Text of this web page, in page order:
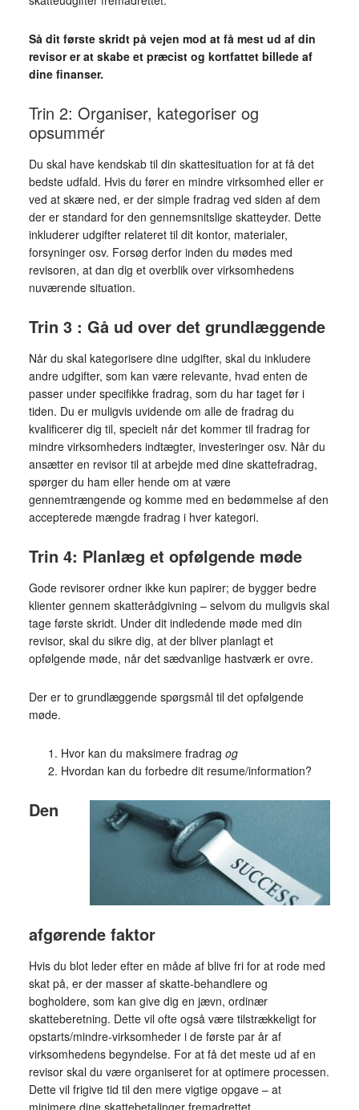
Så dit første skridt på vejen mod at få mest ud af din
revisor er at skabe et præcist og kortfattet billede af
dine finanser.
Trin 2: Organiser, kategoriser og
opsummér
Du skal have kendskab til din skattesituation for at få det
bedste udfald. Hvis du fører en mindre virksomhed eller er
ved at skære ned, er der simple fradrag ved siden af dem
der er standard for den gennemsnitslige skatteyder. Dette
inkluderer udgifter relateret til dit kontor, materialer,
forsyninger osv. Forsøg derfor inden du mødes med
revisoren, at dan dig et overblik over virksomhedens
nuværende situation.
Trin 3 : Gå ud over det grundlæggende
Når du skal kategorisere dine udgifter, skal du inkludere
andre udgifter, som kan være relevante, hvad enten de
passer under specifikke fradrag, som du har taget før i
tiden. Du er muligvis uvidende om alle de fradrag du
kvalificerer dig til, specielt når det kommer til fradrag for
mindre virksomheders indtægter, investeringer osv. Når du
ansætter en revisor til at arbejde med dine skattefradrag,
spørger du ham eller hende om at være
gennemtrængende og komme med en bedømmelse af den
accepterede mængde fradrag i hver kategori.
Trin 4: Planlæg et opfølgende møde
Gode revisorer ordner ikke kun papirer; de bygger bedre
klienter gennem skatterådgivning – selvom du muligvis skal
tage første skridt. Under dit indledende møde med din
revisor, skal du sikre dig, at der bliver planlagt et
opfølgende møde, når det sædvanlige hastværk er ovre.
Der er to grundlæggende spørgsmål til det opfølgende
møde.
Hvor kan du maksimere fradrag og
Hvordan kan du forbedre dit resume/information?
Den
afgørende faktor
Hvis du blot leder efter en måde af blive fri for at rode med
skat på, er der masser af skatte-behandlere og
bogholdere, som kan give dig en jævn, ordinær
skatteberetning. Dette vil ofte også være tilstrækkeligt for
opstarts/mindre-virksomheder i de første par år af
virksomhedens begyndelse. For at få det meste ud af en
revisor skal du være organiseret for at optimere processen.
Dette vil frigive tid til den mere vigtige opgave – at
minimere dine skattebetalinger fremadrettet.